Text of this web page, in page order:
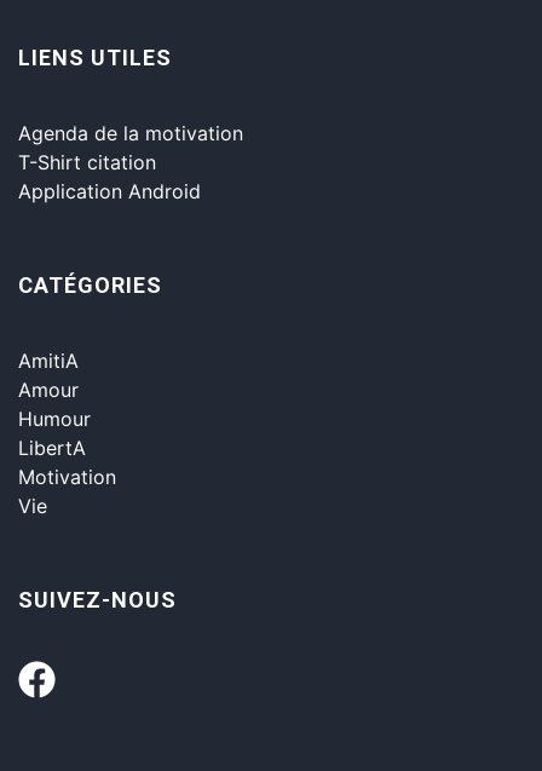
LIENS UTILES
Agenda de la motivation
T-Shirt citation
Application Android
CATÉGORIES
AmitiA
Amour
Humour
LibertA
Motivation
Vie
SUIVEZ-NOUS